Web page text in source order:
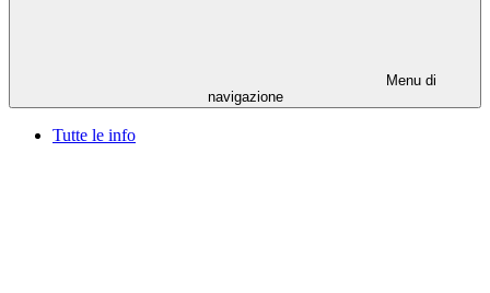
Menu di
navigazione
Tutte le info